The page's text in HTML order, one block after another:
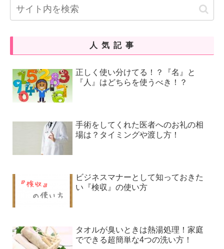
人気記事
正しく使い分けてる！？『名』と
『人』はどちらを使うべき！？
手術をしてくれた医者へのお礼の相
場は？タイミングや渡し方！
ビジネスマナーとして知っておきた
い『検収』の使い方
タオルが臭いときは熱湯処理！家庭
でできる超簡単な4つの洗い方！